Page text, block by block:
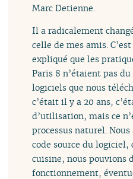
Marc Detienne.
Il a radicalement
celle de mes amis.
expliqué que les
Paris 8 n’étaient pas
logiciels que nous
c’était il y a 20 ans,
d’utilisation, mais ce
processus naturel.
code source du logiciel,
cuisine, nous pouvions
fonctionnement,